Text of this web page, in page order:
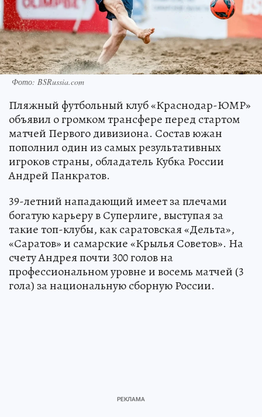
Фото: BSRussia.com
Пляжный футбольный клуб «Краснодар-ЮМР»
объявил о громком трансфере перед стартом
матчей Первого дивизиона. Состав южан
пополнил один из самых результативных
игроков страны, обладатель Кубка России
Андрей Панкратов.
39-летний нападающий имеет за плечами
богатую карьеру в Суперлиге, выступая за
такие топ-клубы, как саратовская «Дельта»,
«Саратов» и самарские «Крылья Советов». На
счету Андрея почти 300 голов на
профессиональном уровне и восемь матчей (3
гола) за национальную сборную России.